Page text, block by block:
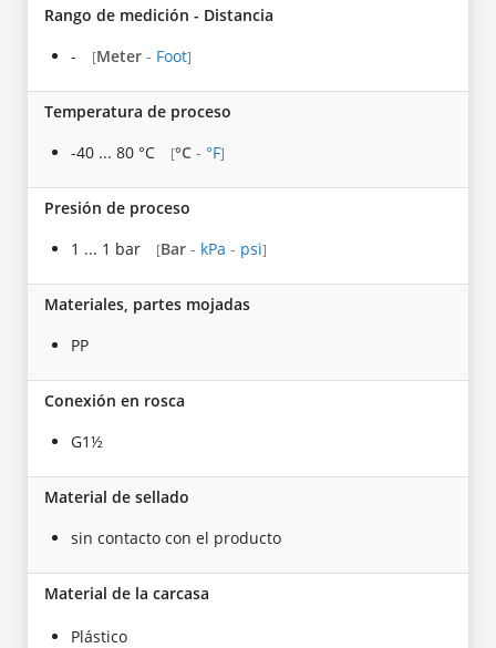
Rango de medición - Distancia
-
[Meter - Foot]
Temperatura de proceso
-40 ... 80 °C
[°C - °F]
Presión de proceso
1 ... 1 bar
[Bar - kPa - psi]
Materiales, partes mojadas
PP
Conexión en rosca
G1½
Material de sellado
sin contacto con el producto
Material de la carcasa
Plástico